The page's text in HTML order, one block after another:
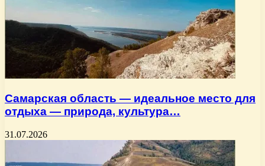
Самарская область — идеальное место для
отдыха — природа, культура…
31.07.2026